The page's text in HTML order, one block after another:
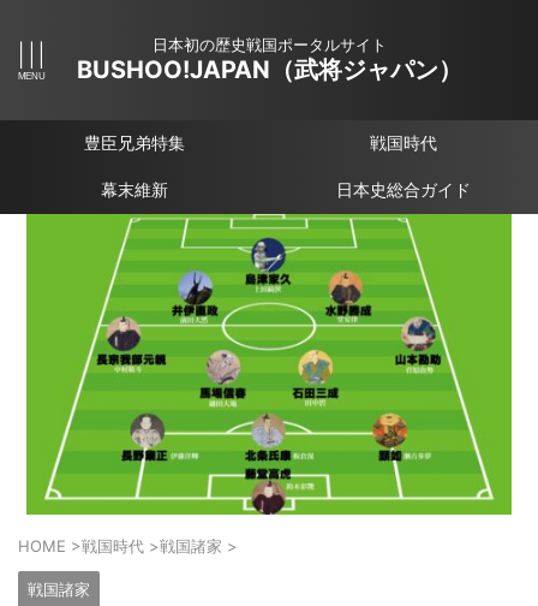
日本初の歴史戦国ポータルサイト
BUSHOO!JAPAN（武将ジャパン）
豊臣兄弟特集 戦国時代
幕末維新 日本史総合ガイド
HOME >戦国時代 >戦国諸家 >
戦国諸家